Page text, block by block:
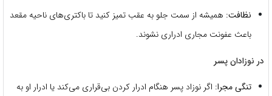
نظافت: همیشه از سمت جلو به عقب تمیز کنید تا باکتری‌های ناحیه مقعد
باعث عفونت مجاری ادراری نشوند.
در نوزادان پسر
تنگی مجرا: اگر نوزاد پسر هنگام ادرار کردن بی‌قراری می‌کند یا ادرار او به